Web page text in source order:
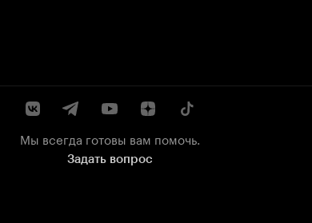
Мы всегда готовы вам помочь.
Задать вопрос